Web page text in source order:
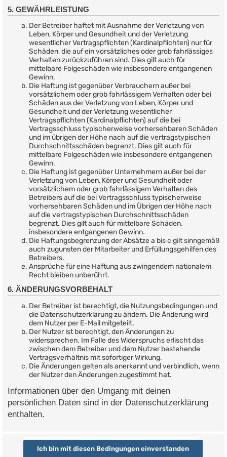
5. GEWÄHRLEISTUNG
Der Betreiber haftet mit Ausnahme der Verletzung von
Leben, Körper und Gesundheit und der Verletzung
wesentlicher Vertragspflichten (Kardinalpflichten) nur für
Schäden, die auf ein vorsätzliches oder grob fahrlässiges
Verhalten zurückzuführen sind. Dies gilt auch für
mittelbare Folgeschäden wie insbesondere entgangenen
Gewinn.
Die Haftung ist gegenüber Verbrauchern außer bei
vorsätzlichem oder grob fahrlässigem Verhalten oder bei
Schäden aus der Verletzung von Leben, Körper und
Gesundheit und der Verletzung wesentlicher
Vertragspflichten (Kardinalpflichten) auf die bei
Vertragsschluss typischerweise vorhersehbaren Schäden
und im übrigen der Höhe nach auf die vertragstypischen
Durchschnittsschäden begrenzt. Dies gilt auch für
mittelbare Folgeschäden wie insbesondere entgangenen
Gewinn.
Die Haftung ist gegenüber Unternehmern außer bei der
Verletzung von Leben, Körper und Gesundheit oder
vorsätzlichem oder grob fahrlässigem Verhalten des
Betreibers auf die bei Vertragsschluss typischerweise
vorhersehbaren Schäden und im Übrigen der Höhe nach
auf die vertragstypischen Durchschnittsschäden
begrenzt. Dies gilt auch für mittelbare Schäden,
insbesondere entgangenen Gewinn.
Die Haftungsbegrenzung der Absätze a bis c gilt sinngemäß
auch zugunsten der Mitarbeiter und Erfüllungsgehilfen des
Betreibers.
Ansprüche für eine Haftung aus zwingendem nationalem
Recht bleiben unberührt.
6. ÄNDERUNGSVORBEHALT
Der Betreiber ist berechtigt, die Nutzungsbedingungen und
die Datenschutzerklärung zu ändern. Die Änderung wird
dem Nutzer per E-Mail mitgeteilt.
Der Nutzer ist berechtigt, den Änderungen zu
widersprechen. Im Falle des Widerspruchs erlischt das
zwischen dem Betreiber und dem Nutzer bestehende
Vertragsverhältnis mit sofortiger Wirkung.
Die Änderungen gelten als anerkannt und verbindlich, wenn
der Nutzer den Änderungen zugestimmt hat.
Informationen über den Umgang mit deinen
persönlichen Daten sind in der Datenschutzerklärung
enthalten.